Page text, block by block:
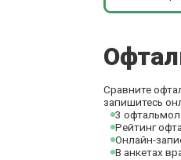
Сравните
запишитесь
3
Рейтинг
Онлайн-
В анкетах